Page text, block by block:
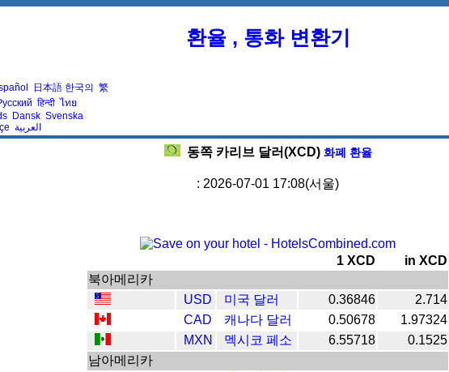
환율 , 통화 변환기
日本語 한국의 繁
हिन्दी ไทย
Dansk Svenska
العربية
동쪽 카리브 달러(XCD)화폐 환율
: 2026-07-01 17:08(서울)
1 XCD
in XCD
북아메리카
USD
미국 달러 0.36846
2.714
CAD
캐나다 달러 0.50678
1.97324
MXN
멕시코 페소 6.55718
0.1525
남아메리카